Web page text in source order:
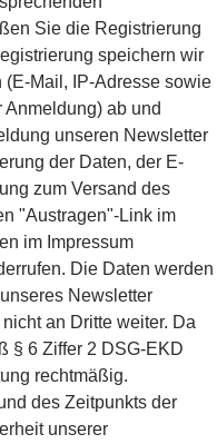
Sie die Registrierung
speichern wir
(E-Mail, IP-Adresse sowie
ab und
unseren Newsletter
der Daten, der E-
zum Versand des
"Austragen"-Link im
im Impressum
Die Daten werden
Newsletter
an Dritte weiter. Da
§ 6 Ziffer 2 DSG-EKD
rechtmäßig.
des Zeitpunkts der
unserer